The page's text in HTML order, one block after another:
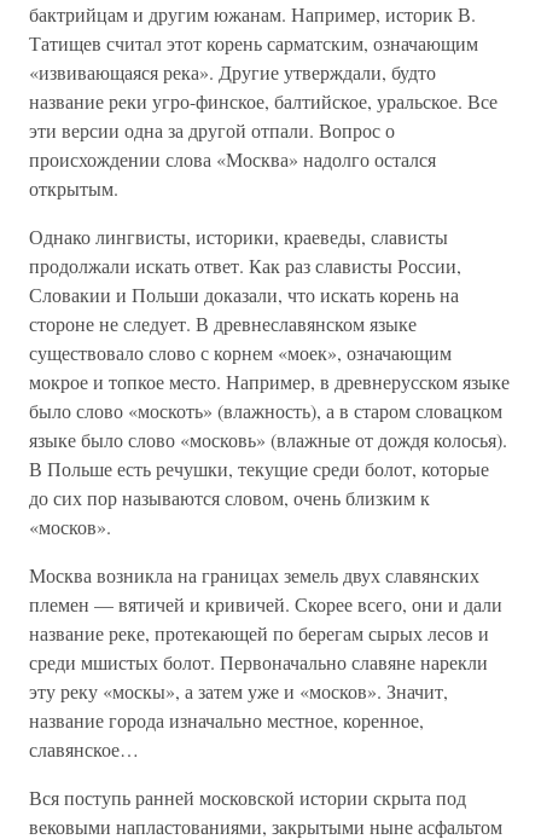
бактрийцам и другим южанам. Например, историк В.
Татищев считал этот корень сарматским, означающим
«извивающаяся река». Другие утверждали, будто
название реки угро-финское, балтийское, уральское. Все
эти версии одна за другой отпали. Вопрос о
происхождении слова «Москва» надолго остался
открытым.
Однако лингвисты, историки, краеведы, слависты
продолжали искать ответ. Как раз слависты России,
Словакии и Польши доказали, что искать корень на
стороне не следует. В древнеславянском языке
существовало слово с корнем «моек», означающим
мокрое и топкое место. Например, в древнерусском языке
было слово «москоть» (влажность), а в старом словацком
языке было слово «московь» (влажные от дождя колосья).
В Польше есть речушки, текущие среди болот, которые
до сих пор называются словом, очень близким к
«москов».
Москва возникла на границах земель двух славянских
племен — вятичей и кривичей. Скорее всего, они и дали
название реке, протекающей по берегам сырых лесов и
среди мшистых болот. Первоначально славяне нарекли
эту реку «москы», а затем уже и «москов». Значит,
название города изначально местное, коренное,
славянское…
Вся поступь ранней московской истории скрыта под
вековыми напластованиями, закрытыми ныне асфальтом